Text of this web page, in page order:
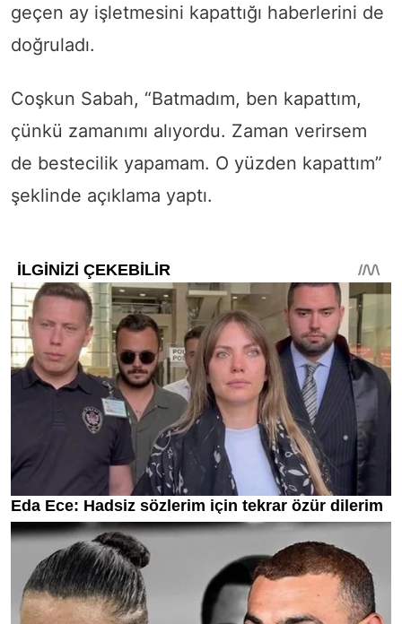
geçen ay işletmesini kapattığı haberlerini de
doğruladı.
Coşkun Sabah, “Batmadım, ben kapattım,
çünkü zamanımı alıyordu. Zaman verirsem
de bestecilik yapamam. O yüzden kapattım”
şeklinde açıklama yaptı.